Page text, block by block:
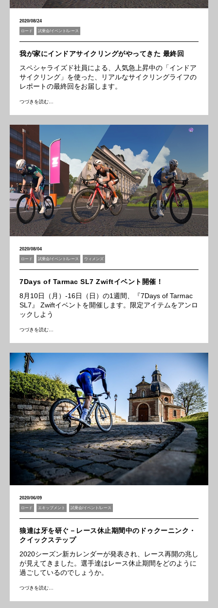
2020/08/24
ロード 試乗会/イベント/レース
我が家にインドアサイクリングがやってきた 最終回
スペシャライズド社員による、人気急上昇中の「インドア
サイクリング」を使った、リアルなサイクリングライフの
レポートの最終回をお届します。
つづきを読む…
2020/08/04
ロード 試乗会/イベント/レース ウィメンズ
7Days of Tarmac SL7 Zwiftイベント開催！
8月10日（月）‐16日（日）の1週間、『7Days of Tarmac
SL7』 Zwiftイベントを開催します。限定アイテムをアンロ
ックしよう
つづきを読む…
2020/06/09
ロード エキップメント 試乗会/イベント/レース
狼達は牙を研ぐ－レース休止期間中のドゥクーニンク・
クイックステップ
2020シーズン新カレンダーが発表され、レース再開の兆し
が見えてきました。選手達はレース休止期間をどのように
過ごしているのでしょうか。
つづきを読む…